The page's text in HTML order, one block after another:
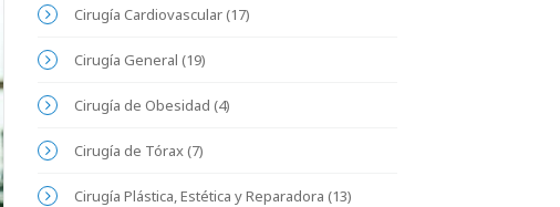
Cirugía Cardiovascular (17)
Cirugía General (19)
Cirugía de Obesidad (4)
Cirugía de Tórax (7)
Cirugía Plástica, Estética y Reparadora (13)